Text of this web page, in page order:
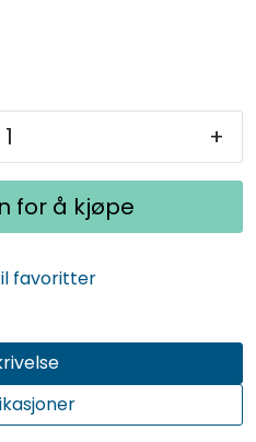
+
for å kjøpe
favoritter